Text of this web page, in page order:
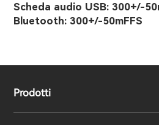
Scheda audio USB: 300+/-
Bluetooth: 300+/-50mFFS
Prodotti